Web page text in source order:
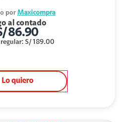
por Maxicompra
al contado
86.90
: S/ 189.00
Lo quiero